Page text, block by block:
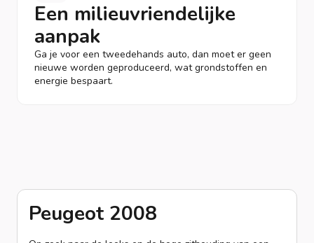
Een milieuvriendelijke
aanpak
Ga je voor een tweedehands auto, dan moet er geen
nieuwe worden geproduceerd, wat grondstoffen en
energie bespaart.
Peugeot 2008